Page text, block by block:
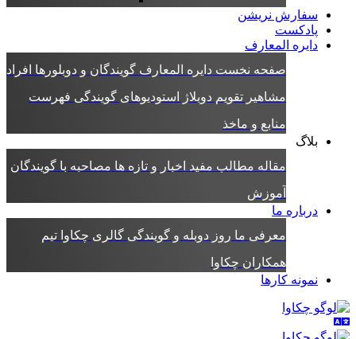
سفارش نریشن
پادکست
دایره المعارف
صفحه نخست دایره المعارف گویندگان و دوبلورها افراد
مشاهیر تقویم دوبلاژ استودیوهای گویندگی فهرست
منابع و ماخذ
بلاگ
مقاله مطالب مفید اخبار و تازه ها مصاحبه با گویندگان
آموزش
درباره ما
معرفی ما روز دوبله و گویندگی گالری چکاوا تیم
همکاران چکاوا
نمونه کارها